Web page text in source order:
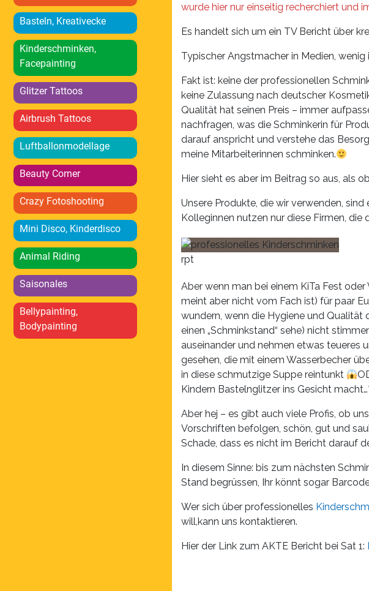
Basteln, Kreativecke
Kinderschminken,
Facepainting
Glitzer Tattoos
Airbrush Tattoos
Luftballonmodellage
Beauty Corner
Crazy Fotoshooting
Mini Disco, Kinderdisco
Animal Riding
Saisonales
Bellypainting,
Bodypainting
wurde hier nur einseitig recherchiert und
Es handelt sich um ein TV Bericht über
Typischer Angstmacher in Medien,
Fakt ist: keine der professionellen
keine Zulassung nach deutscher
Qualität hat seinen Preis – immer
nachfragen, was die Schminkerin für
darauf anspricht und verstehe das
meine Mitarbeiterinnen schminken.
Hier sieht es aber im Beitrag so aus, als
Unsere Produkte, die wir verwenden,
Kolleginnen nutzen nur diese Firmen, die
rpt
Aber wenn man bei einem KiTa Fest
meint aber nicht vom Fach ist) für paar
wundern, wenn die Hygiene und
einen „Schminkstand“ sehe) nicht
auseinander und nehmen etwas teueres
gesehen, die mit einem Wasserbecher
in diese schmutzige Suppe reintunkt
Kindern Bastelnglitzer ins Gesicht
Aber hej – es gibt auch viele Profis, ob
Vorschriften befolgen, schön, gut und
Schade, dass es nicht im Bericht darauf
In diesem Sinne: bis zum nächsten
Stand begrüssen, Ihr könnt sogar
Wer sich über professionelles
will,kann uns kontaktieren.
Hier der Link zum AKTE Bericht bei Sat 1: